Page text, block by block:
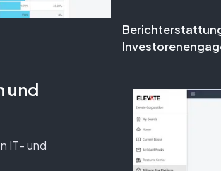
und
IT- und